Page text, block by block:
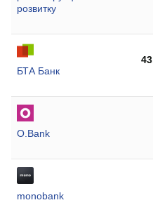
розвитку
БТА Банк
O.Bank
monobank